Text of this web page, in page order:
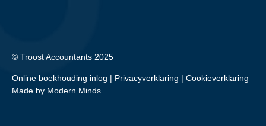
© Troost Accountants 2025
Online boekhouding inlog | Privacyverklaring | Cookieverklaring
Made by Modern Minds